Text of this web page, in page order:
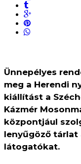
Ünnepélyes
meg a Herendi
kiállítást a
Kázmér
központjául
lenyűgöző tárlat
látogatókat.